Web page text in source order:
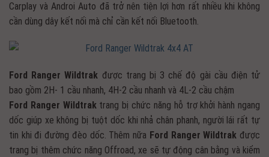
Carplay và Androi Auto đã trở nên tiện lợi hơn rất nhiều khi không
cần dùng dây kết nối mà chỉ cần kết nối Bluetooth.
Ford Ranger Wildtrak được trang bị 3 chế độ gài cầu điện tử
bao gồm 2H- 1 cầu nhanh, 4H-2 cầu nhanh và 4L-2 cầu chậm
Ford Ranger Wildtraktrang bị chức năng hỗ trợ khởi hành ngang
dốc giúp xe không bị tuột dốc khi nhả chân phanh, người lái rất tự
tin khi đi đường đèo dốc. Thêm nữa Ford Ranger Wildtrak được
trang bị thêm chức năng Offroad, xe sẽ tự động cân bằng và kiểm